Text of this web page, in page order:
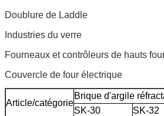
Doublure de Laddle
Industries du verre
Fourneaux et contrôleurs de hauts
Couvercle de four électrique
Article/catégorie
Brique d'argile
SK-30
SK-32